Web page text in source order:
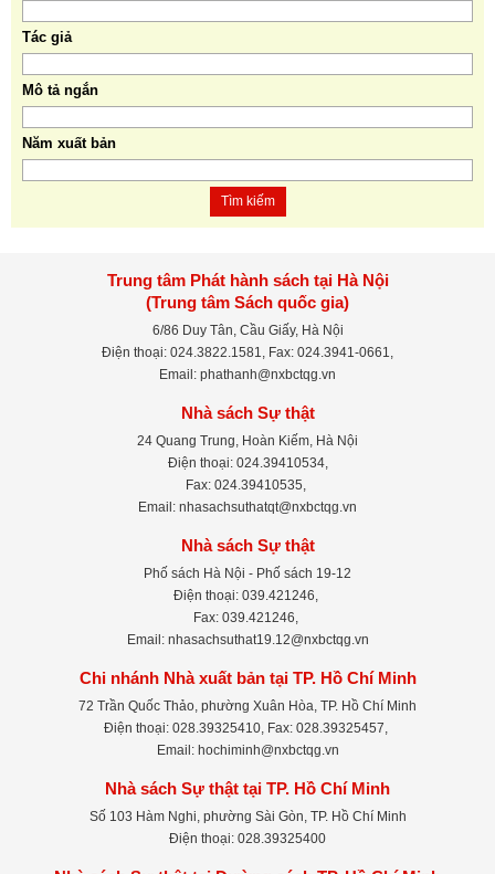
Tác giả
Mô tả ngắn
Năm xuất bản
Tìm kiếm
Trung tâm Phát hành sách tại Hà Nội
(Trung tâm Sách quốc gia)
6/86 Duy Tân, Cầu Giấy, Hà Nội
Điện thoại: 024.3822.1581, Fax: 024.3941-0661,
Email: phathanh@nxbctqg.vn
Nhà sách Sự thật
24 Quang Trung, Hoàn Kiếm, Hà Nội
Điện thoại: 024.39410534,
Fax: 024.39410535,
Email: nhasachsuthatqt@nxbctqg.vn
Nhà sách Sự thật
Phố sách Hà Nội - Phố sách 19-12
Điện thoại: 039.421246,
Fax: 039.421246,
Email: nhasachsuthat19.12@nxbctqg.vn
Chi nhánh Nhà xuất bản tại TP. Hồ Chí Minh
72 Trần Quốc Thảo, phường Xuân Hòa, TP. Hồ Chí Minh
Điện thoại: 028.39325410, Fax: 028.39325457,
Email: hochiminh@nxbctqg.vn
Nhà sách Sự thật tại TP. Hồ Chí Minh
Số 103 Hàm Nghi, phường Sài Gòn, TP. Hồ Chí Minh
Điện thoại: 028.39325400